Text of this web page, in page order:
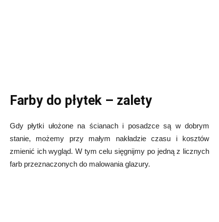
Farby do płytek – zalety
Gdy płytki ułożone na ścianach i posadzce są w dobrym
stanie, możemy przy małym nakładzie czasu i kosztów
zmienić ich wygląd. W tym celu sięgnijmy po jedną z licznych
farb przeznaczonych do malowania glazury.